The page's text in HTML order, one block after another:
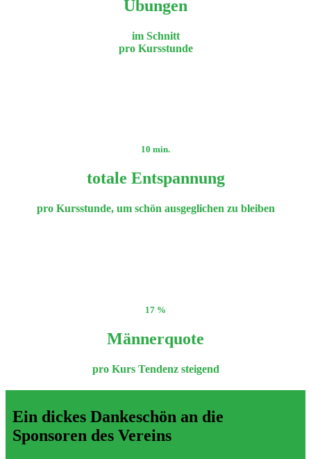
Übungen
im Schnitt
pro Kursstunde
10 min.
totale Entspannung
pro Kursstunde, um schön ausgeglichen zu bleiben
17 %
Männerquote
pro Kurs Tendenz steigend
Ein dickes Dankeschön an die
Sponsoren des Vereins